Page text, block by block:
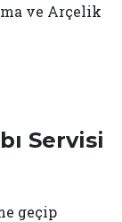
ve Arçelik
Servisi
geçip